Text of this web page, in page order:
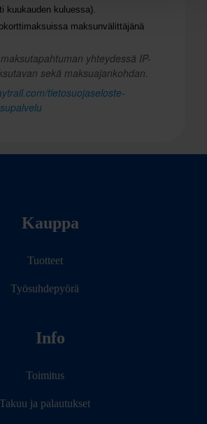
kuukauden kuluessa).
maksunvälittäjänä
yhteydessä IP-
sekä maksuajankohdan.
tietosuojaseloste-
Kauppa
Tuotteet
Työsuhdepyörä
Info
Toimitus
Takuu ja palautukset